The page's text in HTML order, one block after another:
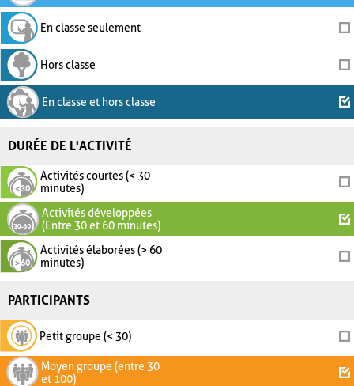
En classe seulement
Hors classe
En classe et hors classe
DURÉE DE L'ACTIVITÉ
Activités courtes (< 30
minutes)
Activités développées
(Entre 30 et 60 minutes)
Activités élaborées (> 60
minutes)
PARTICIPANTS
Petit groupe (< 30)
Moyen groupe (entre 30
et 100)